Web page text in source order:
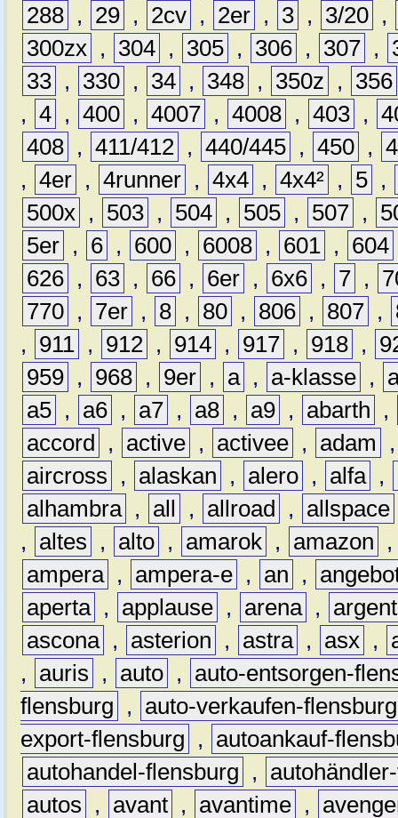
288 , 29 , 2cv , 2er , 3 , 3/20 ,
300zx , 304 , 305 , 306 , 307 ,
33 , 330 , 34 , 348 , 350z ,
356
, 4 , 400 , 4007 , 4008 , 403 ,
408 , 411/412 , 440/445 , 450 ,
, 4er , 4runner , 4x4 , 4x4² , 5 ,
500x , 503 , 504 , 505 , 507 ,
5er , 6 , 600 , 6008 , 601 , 604
626 , 63 , 66 , 6er , 6x6 , 7 ,
770 , 7er , 8 , 80 , 806 , 807 ,
,
911 , 912 , 914 , 917 , 918 ,
959 , 968 , 9er , a , a-klasse ,
a5 , a6 , a7 , a8 , a9 , abarth
,
accord
, active , activee , adam
aircross
, alaskan , alero , alfa ,
alhambra , all , allroad , allspace
,
altes , alto , amarok , amazon
ampera , ampera-e , an ,
aperta , applause , arena ,
ascona , asterion , astra , asx ,
,
auris , auto ,
auto-entsorgen-
flensburg
,
auto-verkaufen-flensburg
export-flensburg
,
autoankauf-
autohandel-flensburg
,
autos
, avant , avantime ,